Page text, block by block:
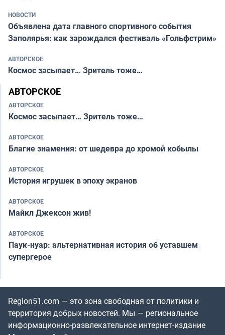
НОВОСТИ
Объявлена дата главного спортивного события
Заполярья: как зарождался фестиваль «Гольфстрим»
АВТОРСКОЕ
Космос засыпает… Зритель тоже…
АВТОРСКОЕ
АВТОРСКОЕ
Космос засыпает… Зритель тоже…
АВТОРСКОЕ
Благие знамения: от шедевра до хромой кобылы
АВТОРСКОЕ
История игрушек в эпоху экранов
АВТОРСКОЕ
Майкл Джексон жив!
АВТОРСКОЕ
Паук-нуар: альтернативная история об уставшем
супергерое
Region51.com — это зона свободная от политики и
территория добрых новостей. Мы — региональное
информационно-развлекательное интернет-издание